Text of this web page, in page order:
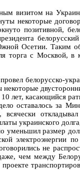
визитом на
некоторые
позитивной,
Осетии. Таким
торга с Москвой, в
белорусско-
лет, касающийся
оставалось за
всячески
украинского
уменьшил размер
электроэнергии
не
чем между